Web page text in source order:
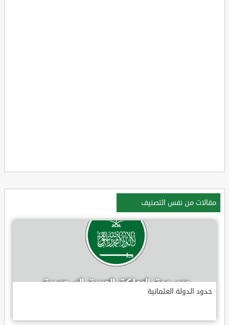
مقالات من نفس التصنيف
حدود الدولة العثمانية